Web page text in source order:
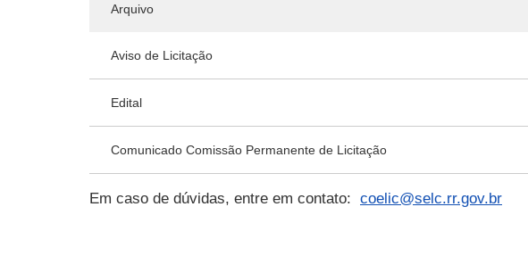
Arquivo
Aviso de Licitação
Edital
Comunicado Comissão Permanente de Licitação
Em caso de dúvidas, entre em contato: coelic@selc.rr.gov.br